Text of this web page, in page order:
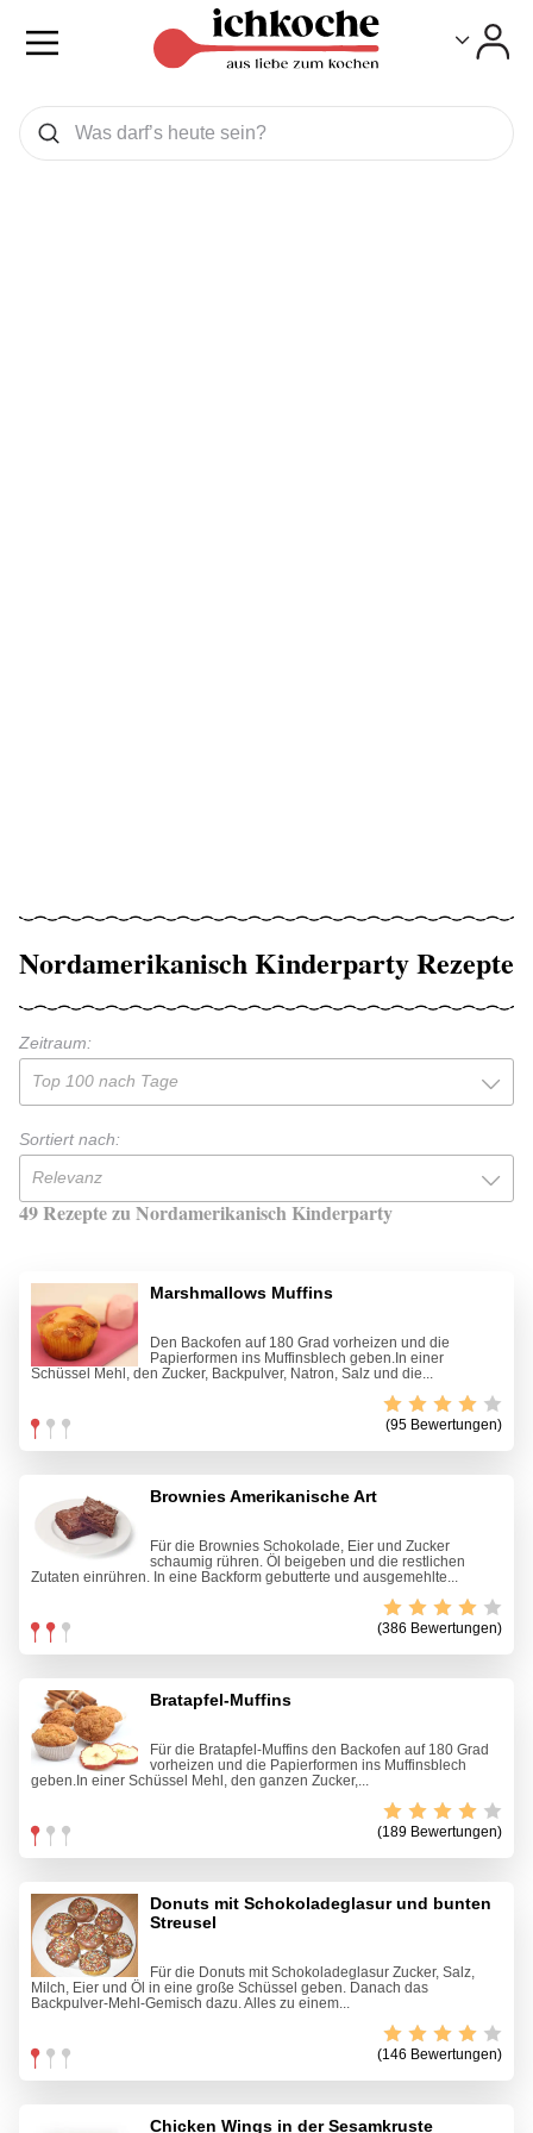
Was wollen Sie suchen
Suchen
Nordamerikanisch Kinderparty Rezepte
Zeitraum:
Top 100 nach Tage
Sortiert nach:
Relevanz
49 Rezepte zu Nordamerikanisch Kinderparty
Marshmallows Muffins
Den Backofen auf 180 Grad vorheizen und die
Papierformen ins Muffinsblech geben.In einer
Schüssel Mehl, den Zucker, Backpulver, Natron, Salz und die...
(95 Bewertungen)
Brownies Amerikanische Art
Für die Brownies Schokolade, Eier und Zucker
schaumig rühren. Öl beigeben und die restlichen
Zutaten einrühren. In eine Backform gebutterte und ausgemehlte...
(386 Bewertungen)
Bratapfel-Muffins
Für die Bratapfel-Muffins den Backofen auf 180 Grad
vorheizen und die Papierformen ins Muffinsblech
geben.In einer Schüssel Mehl, den ganzen Zucker,...
(189 Bewertungen)
Donuts mit Schokoladeglasur und bunten
Streusel
Für die Donuts mit Schokoladeglasur Zucker, Salz,
Milch, Eier und Öl in eine große Schüssel geben. Danach das
Backpulver-Mehl-Gemisch dazu. Alles zu einem...
(146 Bewertungen)
Chicken Wings in der Sesamkruste